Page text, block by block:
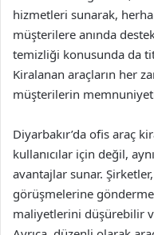
hizmetleri sunarak,
müşterilere anında
temizliği konusunda da
Kiralanan araçların her
müşterilerin
Diyarbakır’da ofis araç
kullanıcılar için değil,
avantajlar sunar.
görüşmelerine
maliyetlerini düşürebilir